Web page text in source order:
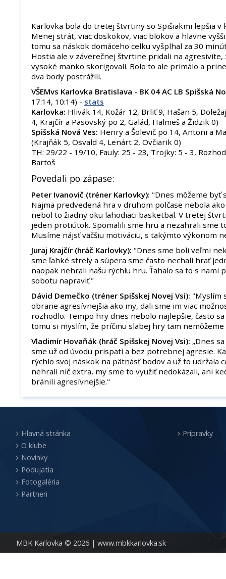
Karlovka bola do tretej štvrtiny so Spišiakmi lepšia v
Menej strát, viac doskokov, viac blokov a hlavne
tomu sa náskok domáceho celku vyšplhal za 30
Hostia ale v záverečnej štvrtine pridali na
vysoké manko skorigovali. Bolo to ale primálo a
dva body postrážili.
VŠEMvs Karlovka Bratislava - BK 04 AC LB Spišská
17:14, 10:14) - stats
Karlovka: Hlivák 14, Kožár 12, Brliť 9, Hašan 5,
4, Krajčír a Pasovský po 2, Galád, Halmeš a Židzik 0)
Spišská Nová Ves: Henry a Šolevič po 14, Antoni a
(Krajňák 5, Osvald 4, Lenárt 2, Ovčiarik 0)
TH: 29/22 - 19/10, Fauly: 25 - 23, Trojky: 5 - 3,
Bartoš
Povedali po zápase:
Peter Ivanovič (tréner Karlovky): "Dnes môžeme byť
Najmä predvedená hra v druhom polčase nebola
nebol to žiadny oku lahodiaci basketbal. V tretej
jeden protiútok. Spomalili sme hru a nezahrali sme
Musíme nájsť väčšiu motiváciu, s takýmto výkonom
Juraj Krajčír (hráč Karlovky): "Dnes sme boli veľmi
sme ľahké strely a súpera sme často nechali hrať
naopak nehrali našu rýchlu hru. Ťahalo sa to s nami
sobotu napraviť."
Dávid Demečko (tréner Spišskej Novej Vsi): "Myslím
obrane agresívnejšia ako my, dali sme im viac
rozhodlo. Tempo hry dnes nebolo najlepšie, často
tomu si myslím, že príčinu slabej hry tam nemôžeme
Vladimír Hovaňák (hráč Spišskej Novej Vsi): „Dnes
sme už od úvodu prispatí a bez potrebnej agresie.
rýchlo svoj náskok na pätnásť bodov a už to udržala
nehrali nič extra, my sme to využiť nedokázali, ani
bránili agresívnejšie."
MBK Karlovka © 2026 | www.mbkkarlovka.sk
Hlavná stránka
O klube
Novinky
Podujatia
Fotogaléria
Partneri
Prípravky